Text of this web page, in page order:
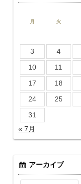
月 火
3
4
10
11
17
18
24
25
31
« 7月
アーカイブ